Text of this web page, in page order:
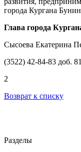
города Кургана
Глава города
Сысоева Екатерина
(3522) 42-84-83 доб.
2
Возврат к списку
Разделы